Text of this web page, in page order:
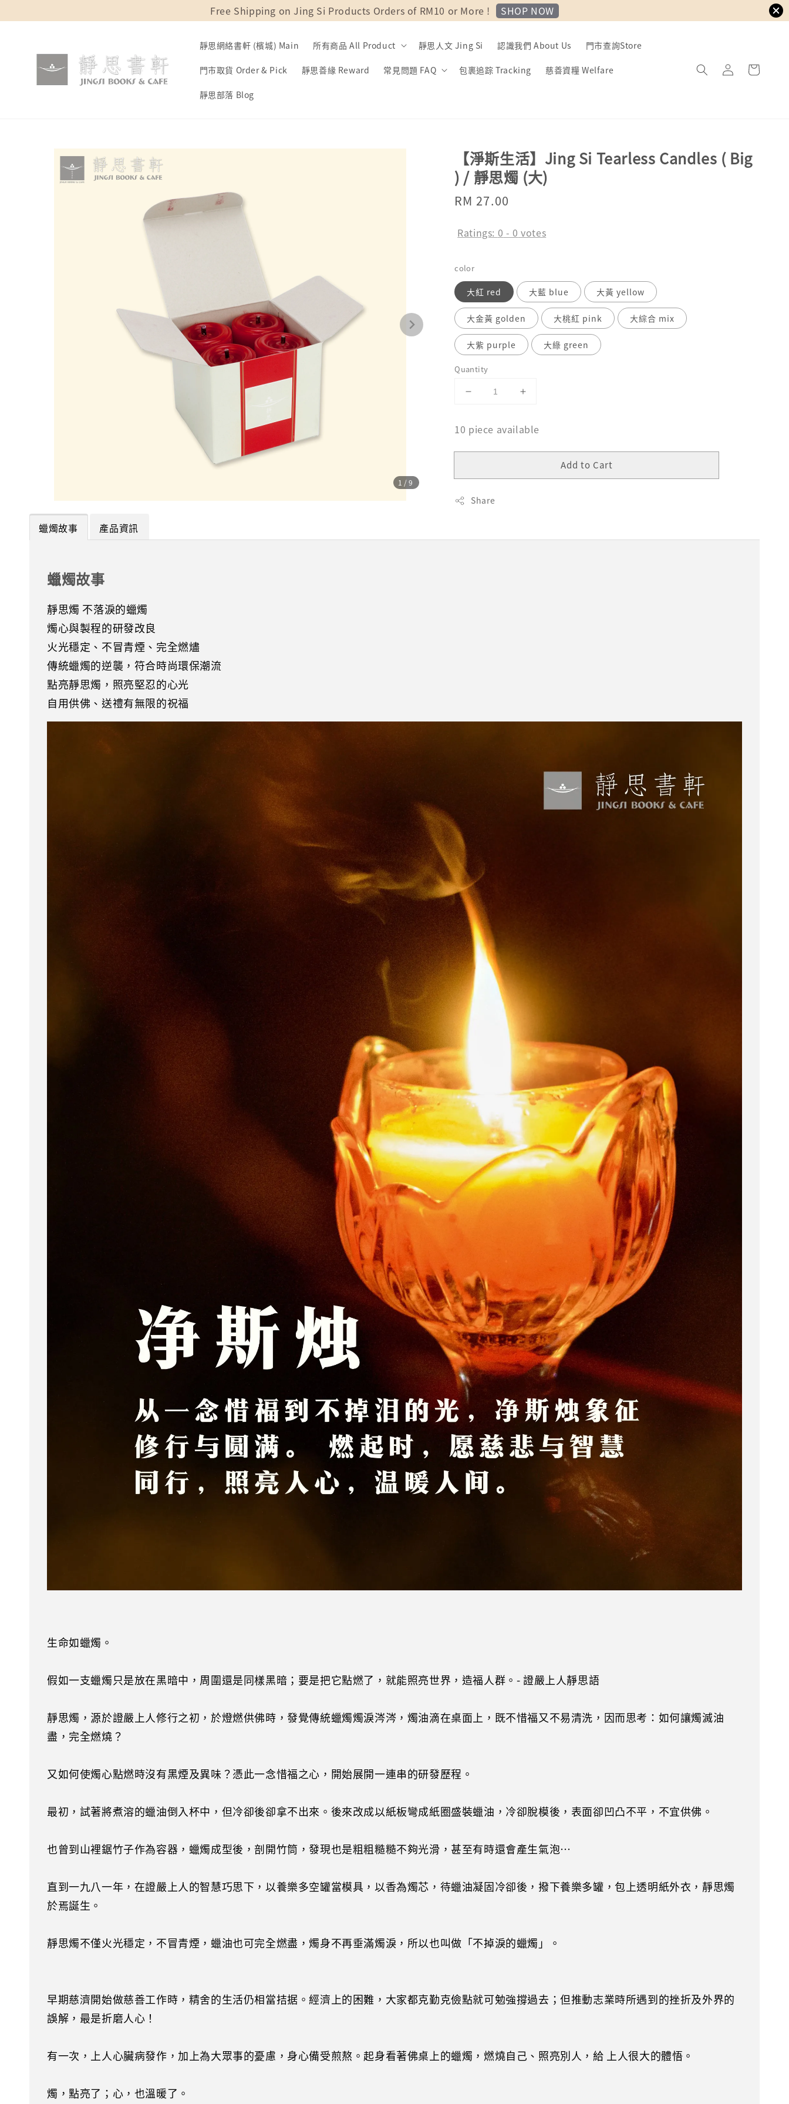
Free Shipping on Jing Si Products Orders of RM10 or More ! SHOP NOW
靜思網絡書軒 (檳城) Main 所有商品 All Product 靜思人文 Jing Si 認識我們 About Us 門市查詢Store
門市取貨 Order & Pick 靜思善緣 Reward 常見問題 FAQ 包裹追踪 Tracking 慈善資糧 Welfare
靜思部落 Blog
1 /9
【淨斯生活】Jing Si Tearless Candles ( Big
) / 靜思燭 (大)
Regular
RM 27.00
Ratings: 0 - 0 votes
color
大紅 red 大藍 blue 大黃 yellow
大金黃 golden 大桃紅 pink 大綜合 mix
大紫 purple 大綠 green
Quantity
10 piece available
Add to Cart
Share
蠟燭故事 產品資訊
蠟燭故事
靜思燭 不落淚的蠟燭
燭心與製程的研發改良
火光穩定、不冒青煙、完全燃燼
傳統蠟燭的逆襲，符合時尚環保潮流
點亮靜思燭，照亮堅忍的心光
自用供佛、送禮有無限的祝福
生命如蠟燭。
假如一支蠟燭只是放在黑暗中，周圍還是同樣黑暗；要是把它點燃了，就能照亮世界，造福人群。- 證嚴上人靜思語
靜思燭，源於證嚴上人修行之初，於燈燃供佛時，發覺傳統蠟燭燭淚涔涔，燭油滴在桌面上，既不惜福又不易清洗，因而思考：如何讓燭滅油
盡，完全燃燒？
又如何使燭心點燃時沒有黑煙及異味？憑此一念惜福之心，開始展開一連串的研發歷程。
最初，試著將煮溶的蠟油倒入杯中，但冷卻後卻拿不出來。後來改成以紙板彎成紙圈盛裝蠟油，冷卻脫模後，表面卻凹凸不平，不宜供佛。
也曾到山裡鋸竹子作為容器，蠟燭成型後，剖開竹筒，發現也是粗粗糙糙不夠光滑，甚至有時還會產生氣泡…
直到一九八一年，在證嚴上人的智慧巧思下，以養樂多空罐當模具，以香為燭芯，待蠟油凝固冷卻後，撥下養樂多罐，包上透明紙外衣，靜思燭
於焉誕生。
靜思燭不僅火光穩定，不冒青煙，蠟油也可完全燃盡，燭身不再垂滿燭淚，所以也叫做「不掉淚的蠟燭」。
早期慈濟開始做慈善工作時，精舍的生活仍相當拮据。經濟上的困難，大家都克勤克儉點就可勉強撐過去；但推動志業時所遇到的挫折及外界的
誤解，最是折磨人心！
有一次，上人心臟病發作，加上為大眾事的憂慮，身心備受煎熬。起身看著佛桌上的蠟燭，燃燒自己、照亮別人，給 上人很大的體悟。
燭，點亮了；心，也溫暖了。